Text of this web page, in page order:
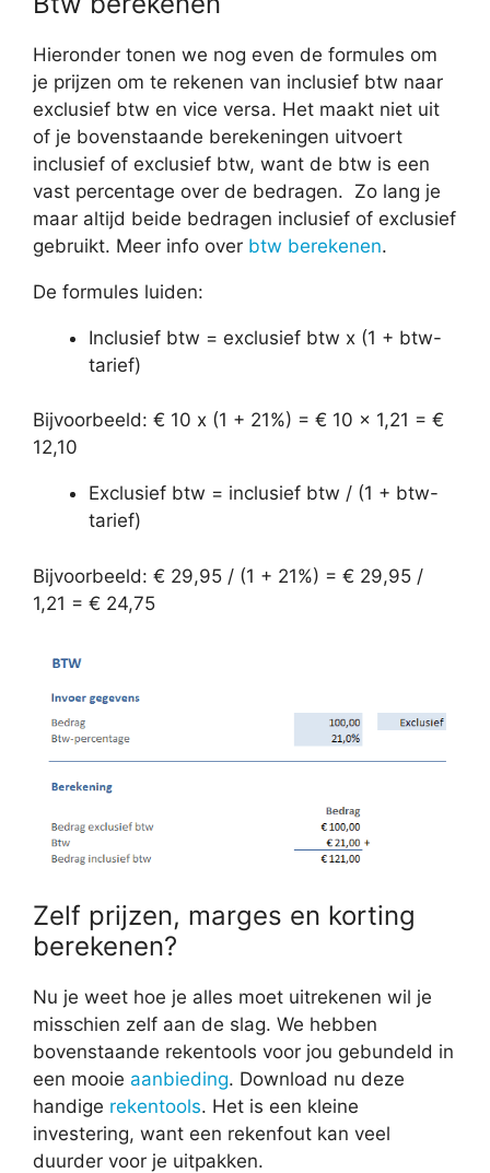
Hieronder tonen we nog even de formules om
je prijzen om te rekenen van inclusief btw naar
exclusief btw en vice versa. Het maakt niet uit
of je bovenstaande berekeningen uitvoert
inclusief of exclusief btw, want de btw is een
vast percentage over de bedragen. Zo lang je
maar altijd beide bedragen inclusief of exclusief
gebruikt. Meer info over btw berekenen.
De formules luiden:
Inclusief btw = exclusief btw x (1 + btw-
tarief)
Bijvoorbeeld: € 10 x (1 + 21%) = € 10 x 1,21 = €
12,10
Exclusief btw = inclusief btw / (1 + btw-
tarief)
Bijvoorbeeld: € 29,95 / (1 + 21%) = € 29,95 /
1,21 = € 24,75
Zelf prijzen, marges en korting
berekenen?
Nu je weet hoe je alles moet uitrekenen wil je
misschien zelf aan de slag. We hebben
bovenstaande rekentools voor jou gebundeld in
een mooie aanbieding. Download nu deze
handige rekentools. Het is een kleine
investering, want een rekenfout kan veel
duurder voor je uitpakken.